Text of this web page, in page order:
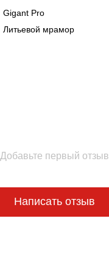
Gigant Pro
Литьевой мрамор
Добавьте первый отзыв
Написать отзыв